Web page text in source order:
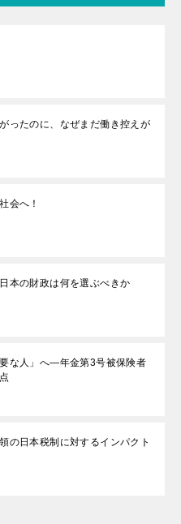
ったのに、なぜまだ働き控えが
会へ！
本の財政は何を選ぶべきか
要な人」へ―年金第3号被保険者
の日本税制に対するインパクト